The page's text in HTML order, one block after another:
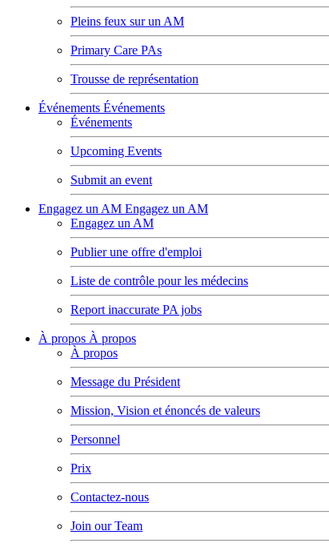
Pleins feux sur un AM
Primary Care PAs
Trousse de représentation
Événements Événements
Événements
Upcoming Events
Submit an event
Engagez un AM Engagez un AM
Engagez un AM
Publier une offre d'emploi
Liste de contrôle pour les médecins
Report inaccurate PA jobs
À propos À propos
À propos
Message du Président
Mission, Vision et énoncés de valeurs
Personnel
Prix
Contactez-nous
Join our Team